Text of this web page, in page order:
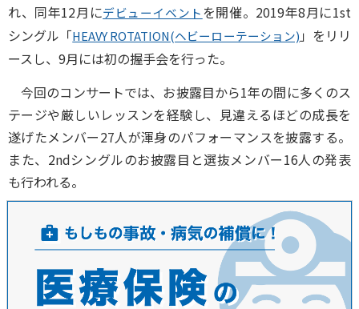
れ、同年12月にデビューイベントを開催。2019年8月に1st
シングル「HEAVY ROTATION(ヘビーローテーション) 」をリリ
ースし、9月には初の握手会を行った。
今回のコンサートでは、お披露目から1年の間に多くのス
テージや厳しいレッスンを経験し、見違えるほどの成長を
遂げたメンバー27人が渾身のパフォーマンスを披露する。
また、2ndシングルのお披露目と選抜メンバー16人の発表
も行われる。